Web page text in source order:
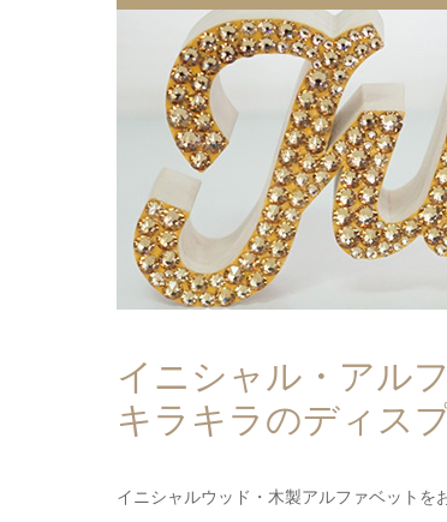
イニシャル・アル
キラキラのディス
イニシャルウッド・木製アルファベットを